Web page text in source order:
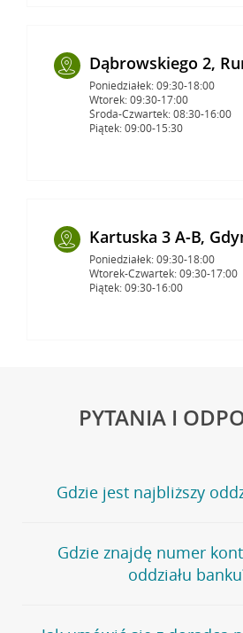
Dąbrowskiego 2,
Poniedziałek: 09:30-18:00
Wtorek: 09:30-17:00
Środa-Czwartek: 08:30-16:00
Piątek: 09:00-15:30
Kartuska 3 A-B,
Poniedziałek: 09:30-18:00
Wtorek-Czwartek: 09:30-17:00
Piątek: 09:30-16:00
PYTANIA I
Gdzie jest najbliższy
Jeśli szukasz oddziału naszego
stronęPlacówki i bankomaty, na
wygodna wyszukiwarka.
oddziałów
Gdzie znajdę numer
oddziału
Bank Credit Agricole nie udostępnia